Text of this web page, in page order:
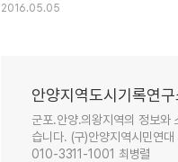
2016.05.05
안양지역도시기록연구
군포.안양.의왕지역의 정보와
습니다. (구)안양지역시민연
010-3311-1001 최병렬